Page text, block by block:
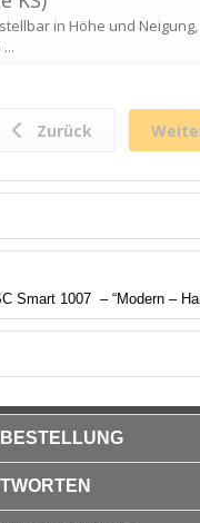
Smart 1007 – “Modern –